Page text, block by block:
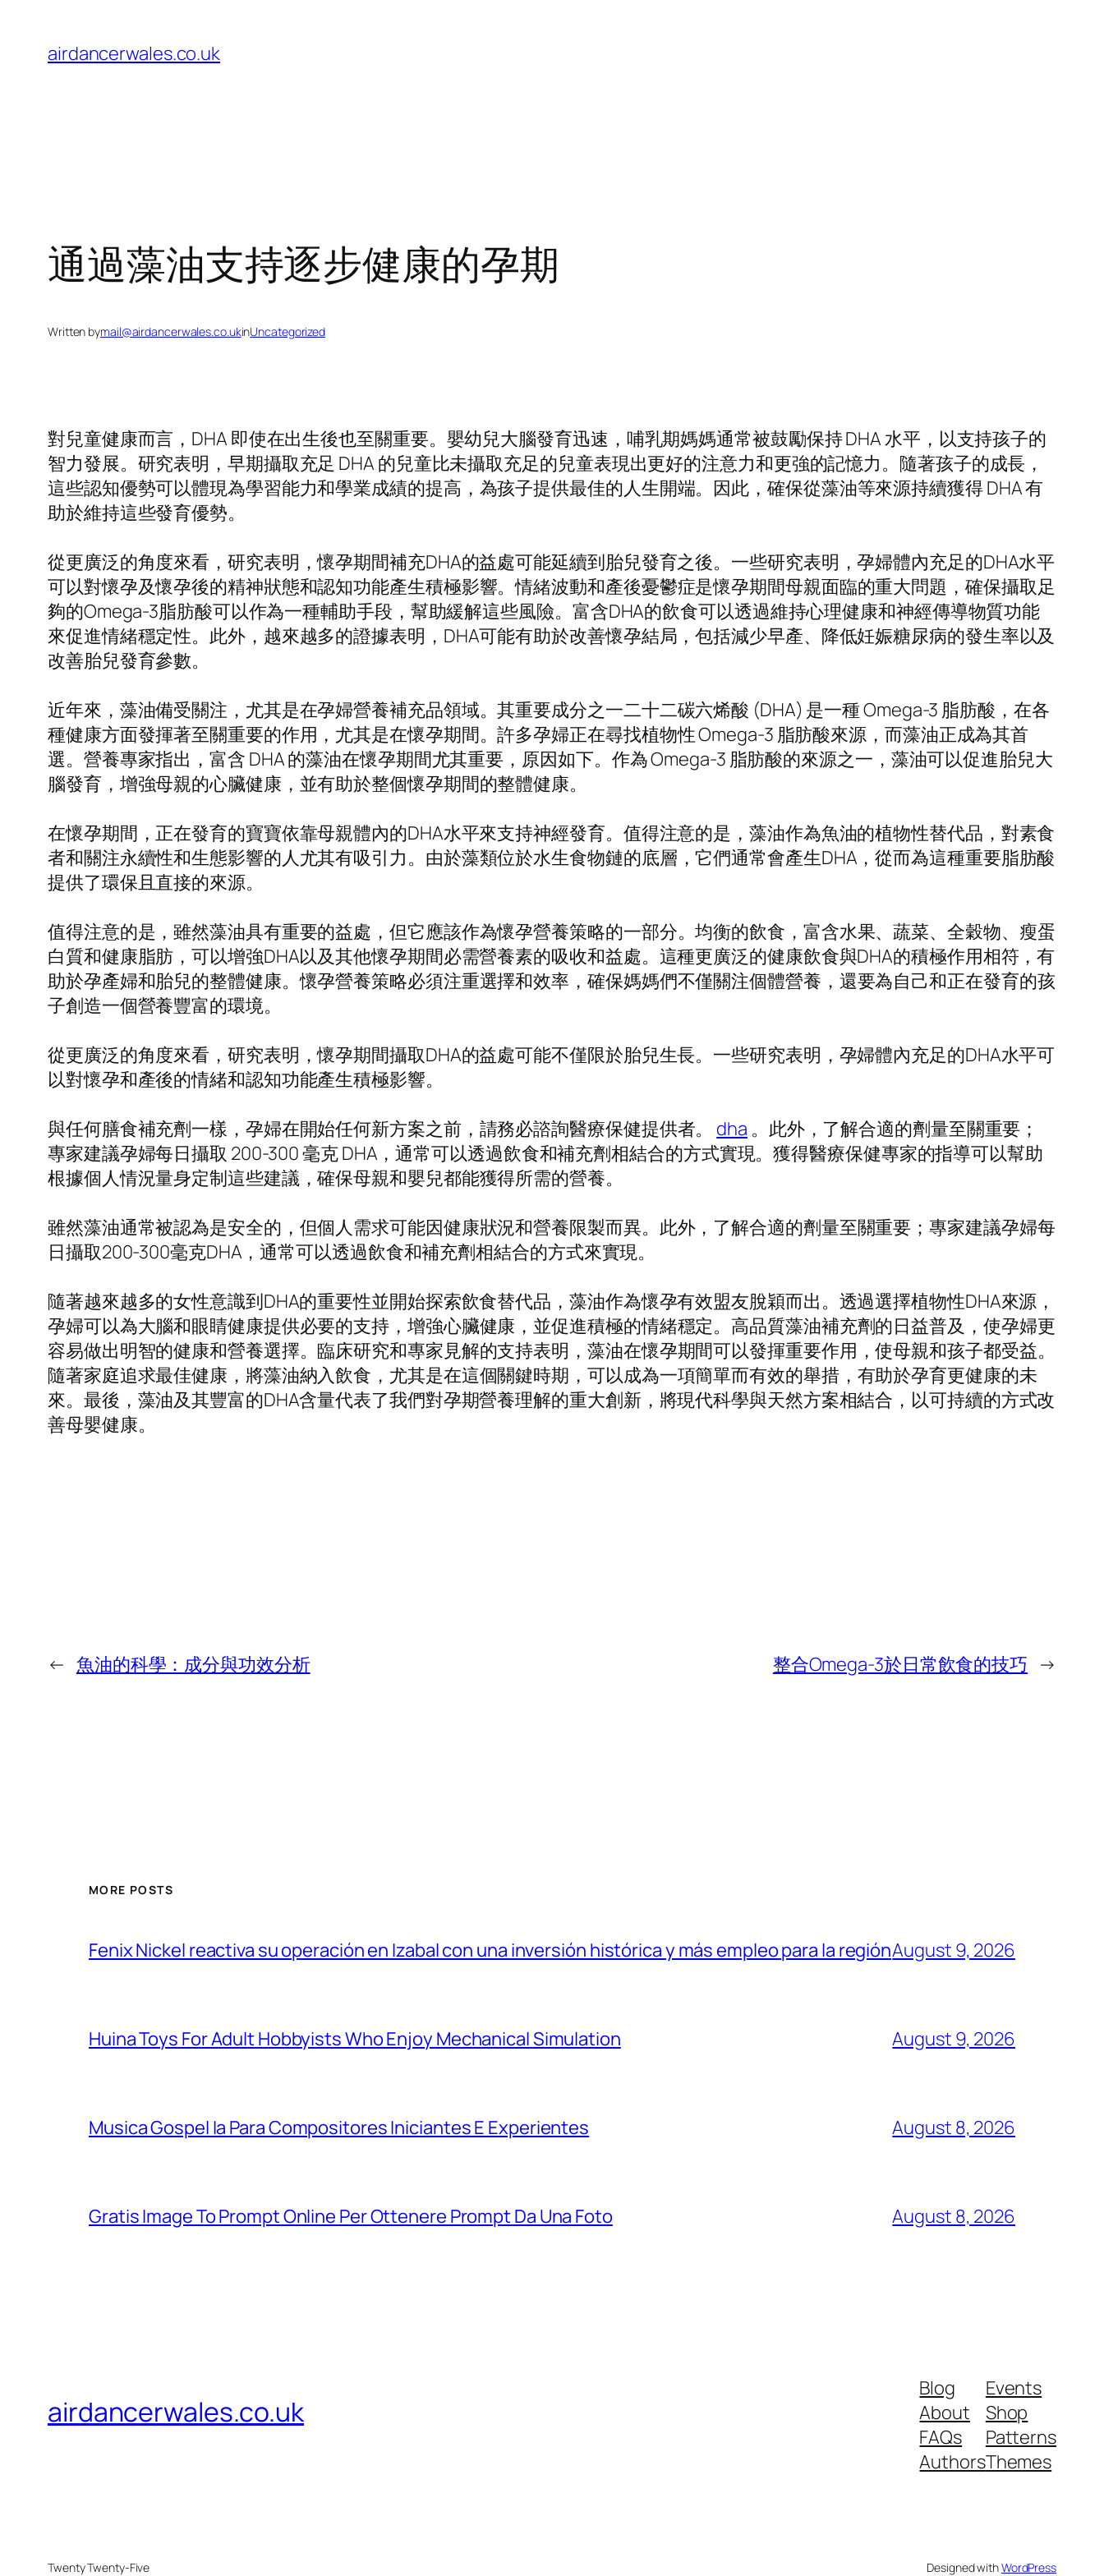
content
airdancerwales.co.uk
通過藻油支持逐步健康的孕期
Written bymail@airdancerwales.co.ukinUncategorized
對兒童健康而言，DHA 即使在出生後也至關重要。嬰幼兒大腦發育迅速，哺乳期媽媽通常被鼓勵保持 DHA 水平，以支持孩子的
智力發展。研究表明，早期攝取充足 DHA 的兒童比未攝取充足的兒童表現出更好的注意力和更強的記憶力。隨著孩子的成長，
這些認知優勢可以體現為學習能力和學業成績的提高，為孩子提供最佳的人生開端。因此，確保從藻油等來源持續獲得 DHA 有
助於維持這些發育優勢。
從更廣泛的角度來看，研究表明，懷孕期間補充DHA的益處可能延續到胎兒發育之後。一些研究表明，孕婦體內充足的DHA水平
可以對懷孕及懷孕後的精神狀態和認知功能產生積極影響。情緒波動和產後憂鬱症是懷孕期間母親面臨的重大問題，確保攝取足
夠的Omega-3脂肪酸可以作為一種輔助手段，幫助緩解這些風險。富含DHA的飲食可以透過維持心理健康和神經傳導物質功能
來促進情緒穩定性。此外，越來越多的證據表明，DHA可能有助於改善懷孕結局，包括減少早產、降低妊娠糖尿病的發生率以及
改善胎兒發育參數。
近年來，藻油備受關注，尤其是在孕婦營養補充品領域。其重要成分之一二十二碳六烯酸 (DHA) 是一種 Omega-3 脂肪酸，在各
種健康方面發揮著至關重要的作用，尤其是在懷孕期間。許多孕婦正在尋找植物性 Omega-3 脂肪酸來源，而藻油正成為其首
選。營養專家指出，富含 DHA 的藻油在懷孕期間尤其重要，原因如下。作為 Omega-3 脂肪酸的來源之一，藻油可以促進胎兒大
腦發育，增強母親的心臟健康，並有助於整個懷孕期間的整體健康。
在懷孕期間，正在發育的寶寶依靠母親體內的DHA水平來支持神經發育。值得注意的是，藻油作為魚油的植物性替代品，對素食
者和關注永續性和生態影響的人尤其有吸引力。由於藻類位於水生食物鏈的底層，它們通常會產生DHA，從而為這種重要脂肪酸
提供了環保且直接的來源。
值得注意的是，雖然藻油具有重要的益處，但它應該作為懷孕營養策略的一部分。均衡的飲食，富含水果、蔬菜、全穀物、瘦蛋
白質和健康脂肪，可以增強DHA以及其他懷孕期間必需營養素的吸收和益處。這種更廣泛的健康飲食與DHA的積極作用相符，有
助於孕產婦和胎兒的整體健康。懷孕營養策略必須注重選擇和效率，確保媽媽們不僅關注個體營養，還要為自己和正在發育的孩
子創造一個營養豐富的環境。
從更廣泛的角度來看，研究表明，懷孕期間攝取DHA的益處可能不僅限於胎兒生長。一些研究表明，孕婦體內充足的DHA水平可
以對懷孕和產後的情緒和認知功能產生積極影響。
與任何膳食補充劑一樣，孕婦在開始任何新方案之前，請務必諮詢醫療保健提供者。 dha 。此外，了解合適的劑量至關重要；
專家建議孕婦每日攝取 200-300 毫克 DHA，通常可以透過飲食和補充劑相結合的方式實現。獲得醫療保健專家的指導可以幫助
根據個人情況量身定制這些建議，確保母親和嬰兒都能獲得所需的營養。
雖然藻油通常被認為是安全的，但個人需求可能因健康狀況和營養限製而異。此外，了解合適的劑量至關重要；專家建議孕婦每
日攝取200-300毫克DHA，通常可以透過飲食和補充劑相結合的方式來實現。
隨著越來越多的女性意識到DHA的重要性並開始探索飲食替代品，藻油作為懷孕有效盟友脫穎而出。透過選擇植物性DHA來源，
孕婦可以為大腦和眼睛健康提供必要的支持，增強心臟健康，並促進積極的情緒穩定。高品質藻油補充劑的日益普及，使孕婦更
容易做出明智的健康和營養選擇。臨床研究和專家見解的支持表明，藻油在懷孕期間可以發揮重要作用，使母親和孩子都受益。
隨著家庭追求最佳健康，將藻油納入飲食，尤其是在這個關鍵時期，可以成為一項簡單而有效的舉措，有助於孕育更健康的未
來。最後，藻油及其豐富的DHA含量代表了我們對孕期營養理解的重大創新，將現代科學與天然方案相結合，以可持續的方式改
善母嬰健康。
← 魚油的科學：成分與功效分析 整合Omega-3於日常飲食的技巧 →
MORE POSTS
Fenix Nickel reactiva su operación en Izabal con una inversión histórica y más empleo para la regiónAugust 9, 2026
Huina Toys For Adult Hobbyists Who Enjoy Mechanical Simulation August 9, 2026
Musica Gospel Ia Para Compositores Iniciantes E Experientes August 8, 2026
Gratis Image To Prompt Online Per Ottenere Prompt Da Una Foto August 8, 2026
airdancerwales.co.uk
Blog
About
FAQs
Authors
Events
Shop
Patterns
Themes
Twenty Twenty-Five Designed withWordPress